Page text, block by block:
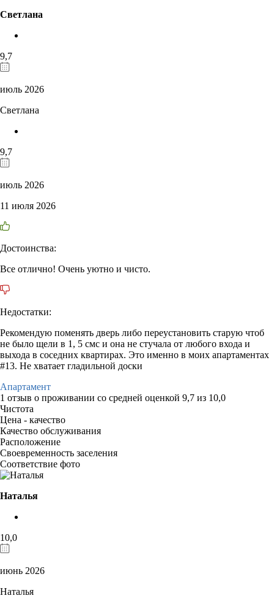
Светлана
9,7
июль 2026
Светлана
9,7
июль 2026
11 июля 2026
Достоинства:
Все отлично! Очень уютно и чисто.
Недостатки:
Рекомендую поменять дверь либо переустановить старую чтоб
не было щели в 1, 5 смс и она не стучала от любого входа и
выхода в соседних квартирах. Это именно в моих апартаментах
#13. Не хватает гладильной доски
Апартамент
1 отзыв о проживании со средней оценкой 9,7 из 10,0
Чистота
Цена - качество
Качество обслуживания
Расположение
Своевременность заселения
Соответствие фото
Наталья
10,0
июнь 2026
Наталья